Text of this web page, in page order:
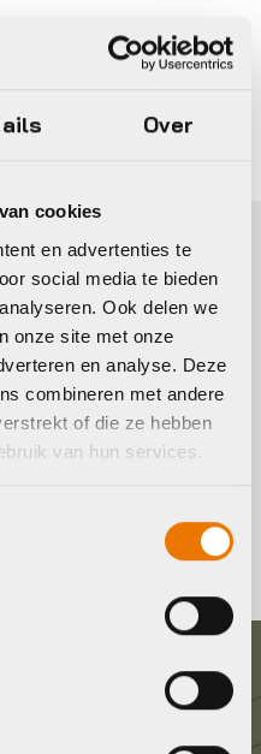
Over
cookies
en advertenties te
social media te bieden
Ook delen we
onze site met onze
en analyse. Deze
combineren met andere
of die ze hebben
van hun services.
personeel
Bekijk online of in
stadsfietsen. Wilt u een
maak via onze site direct
komen?